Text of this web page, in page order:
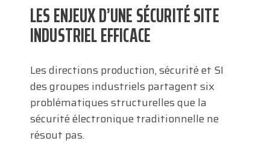
LES ENJEUX D’UNE SÉCURITÉ SITE
INDUSTRIEL EFFICACE
Les directions production, sécurité et SI
des groupes industriels partagent six
problématiques structurelles que la
sécurité électronique traditionnelle ne
résout pas.